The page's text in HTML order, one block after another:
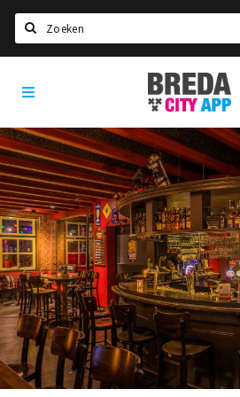
Home
Agenda
Deals
Party pics
Nieuws, interviews & blogs
Eten
Drinken
Slapen
Recreatief
Winkels
Breda
City
App